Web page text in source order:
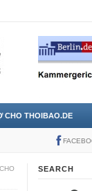
CHO THOIBAO.DE
SEARCH